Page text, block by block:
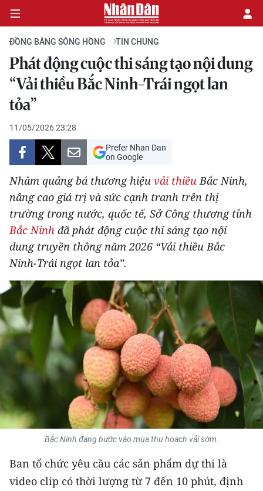
CHÍNH TRỊ
KINH TẾ
VĂN HÓA
XÃ HỘI
PHÁP LUẬT
DU LỊCH
THẾ GIỚI
THỂ THAO
GIÁO DỤC
Y TẾ
KHOA HỌC - CÔNG NGHỆ
MÔI TRƯỜNG
BẠN ĐỌC
KIỂM CHỨNG THÔNG TIN
TRI THỨC CHUYÊN SÂU
ĐỒNG BẰNG SÔNG HỒNG TIN CHUNG
Phát động cuộc thi sáng tạo nội dung
“Vải thiều Bắc Ninh-Trái ngọt lan
tỏa”
11/05/2026 23:28
Prefer Nhan Dan
on Google
Nhằm quảng bá thương hiệu vải thiềuBắc Ninh,
nâng cao giá trị và sức cạnh tranh trên thị
trường trong nước, quốc tế, Sở Công thương tỉnh
Bắc Ninh đã phát động cuộc thi sáng tạo nội
dung truyền thông năm 2026 “Vải thiều Bắc
Ninh-Trái ngọt lan tỏa”.
Bắc Ninh đang bước vào mùa thu hoạch vải sớm.
Ban tổ chức yêu cầu các sản phẩm dự thi là
video clip có thời lượng từ 7 đến 10 phút, định